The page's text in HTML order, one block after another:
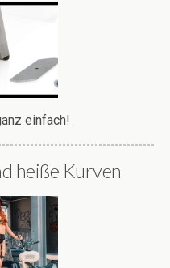
einfach!
heiße Kurven